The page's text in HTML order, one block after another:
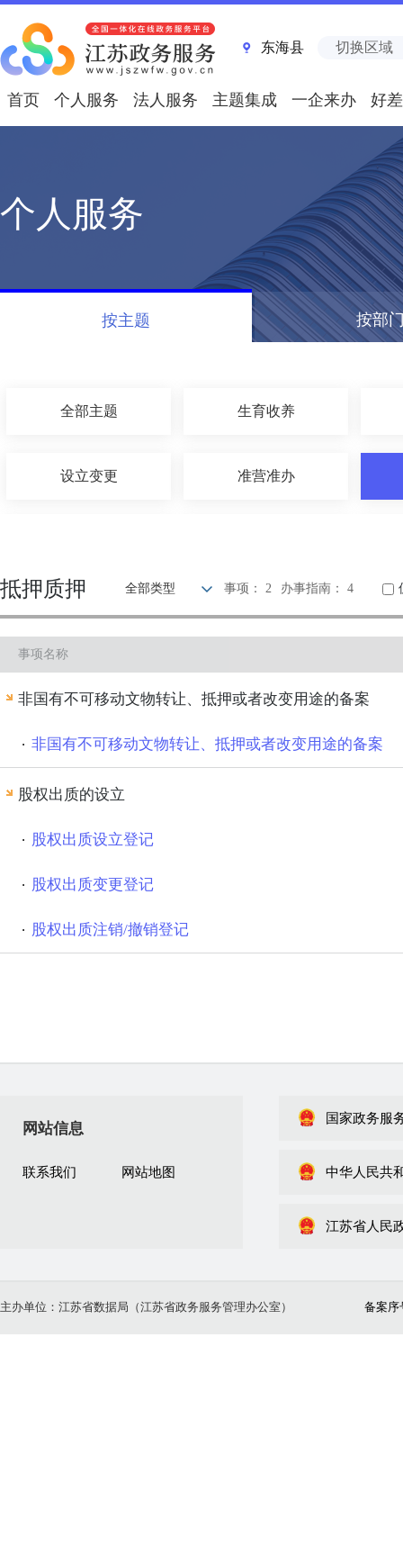
东海县 切换区域
首页 个人服务 法人服务 主题集成 一企来办 好
个人服务
按主题 按部
全部主题 生育收养
设立变更 准营准办
环保绿化 文化体育
其他
抵押质押 全部类型 事项： 2 办事指南： 4
事项名称
非国有不可移动文物转让、抵押或者改变用途的备案
非国有不可移动文物转让、抵押或者改变用途的备案
股权出质的设立
股权出质设立登记
股权出质变更登记
股权出质注销/撤销登记
网站信息
联系我们 网站地图
国家政务服
中华人民共
江苏省人民
主办单位：江苏省数据局（江苏省政务服务管理办公室） 备案序